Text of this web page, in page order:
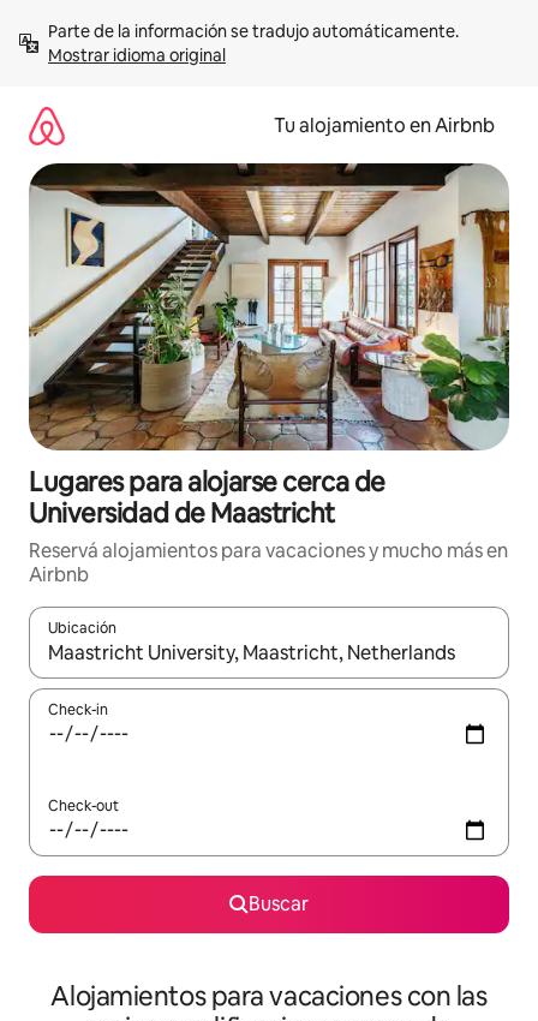
contenidoMostrar idioma original
Tu alojamiento en Airbnb
Lugares para alojarse cerca de
Universidad de Maastricht
Reservá alojamientos para vacaciones y mucho más en
Airbnb
Ubicación
Cuando los resultados estén disponibles, navegá con las
Check-in
Check-out
Buscar
Alojamientos para vacaciones con las